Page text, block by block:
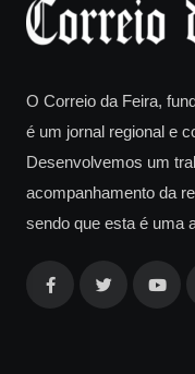
O Correio da Feira,
é um jornal regional e
Desenvolvemos um
acompanhamento da
sendo que esta é uma